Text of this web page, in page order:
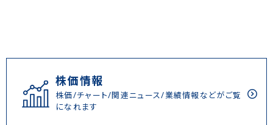
株価情報
株価/チャート/関連ニュース/業績情報などがご覧
になれます